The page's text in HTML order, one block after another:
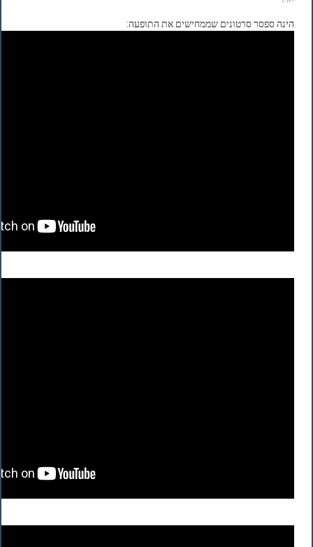
הינה ספסר סרטונים שממחישים את התופעה: